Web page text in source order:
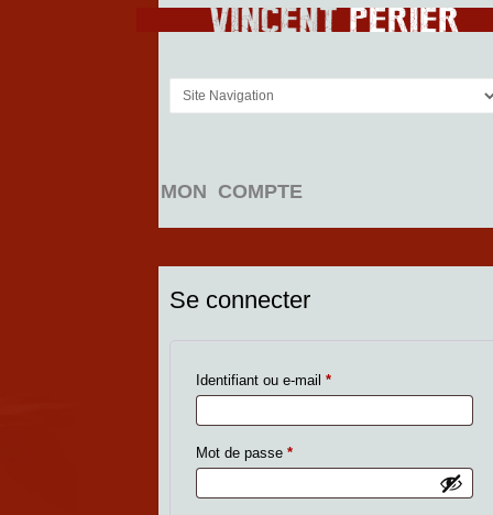
MON COMPTE
Se connecter
Identifiant ou e-mail *Obligatoire
Mot de passe *Obligatoire